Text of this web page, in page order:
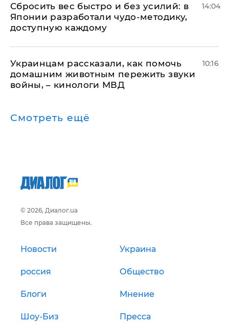
Сбросить вес быстро и без усилий: в
Японии разработали чудо-методику,
доступную каждому
14:04
Украинцам рассказали, как помочь
домашним животным пережить звуки
войны, – кинологи МВД
10:16
Смотреть ещё
© 2026, Диалог.ua
Все права защищены.
Новости Украина
россия Общество
Блоги Мнение
Шоу-Биз Пресса